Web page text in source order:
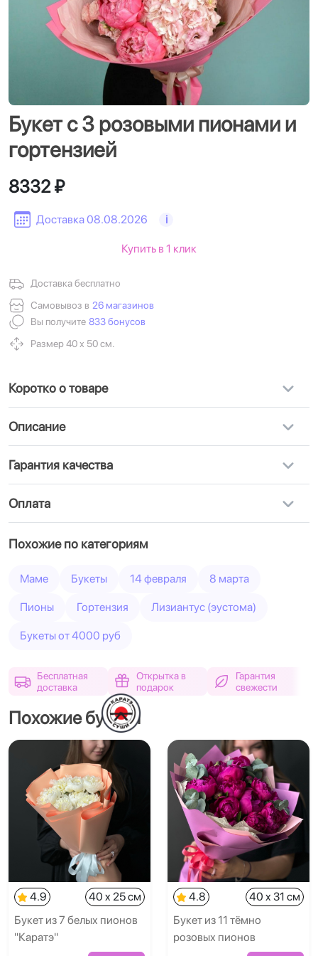
Букет с 3 розовыми пионами и
гортензией
Доставка 08.08.2026 i
8332 ₽
Доставка бесплатно
Самовывоз в 26 магазинов
Вы получите 833 бонусов
Размер 40 х 50 см.
Купить в 1 клик
Коротко о товаре
Описание
Гарантия качества
Оплата
Похожие по категориям
Маме Букеты 14 февраля 8 марта
Пионы Гортензия Лизиантус (эустома)
Букеты от 4000 руб
Бесплатная
доставка
Открытка в
подарок
Гарантия
свежести
Похожие букеты
4.9
40 x 25 см
Букет из 7 белых пионов
"Каратэ"
4.8
40 x 31 см
Букет из 11 тёмно
розовых пионов